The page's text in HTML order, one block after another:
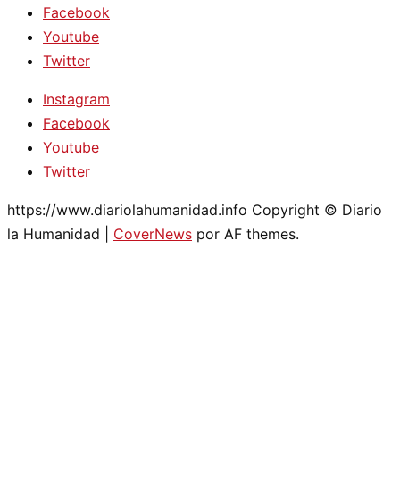
Facebook
Youtube
Twitter
Instagram
Facebook
Youtube
Twitter
https://www.diariolahumanidad.info Copyright © Diario
la Humanidad
CoverNews por AF themes.